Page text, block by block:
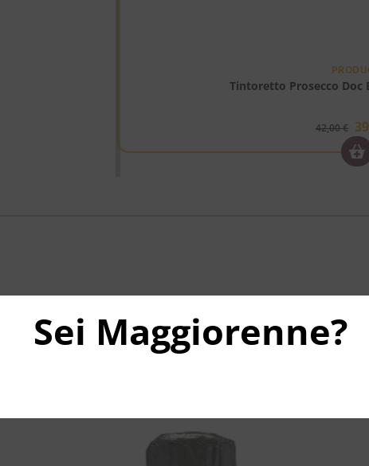
Tintoretto Prosecco Doc
42,00€
Sei Maggiorenne?